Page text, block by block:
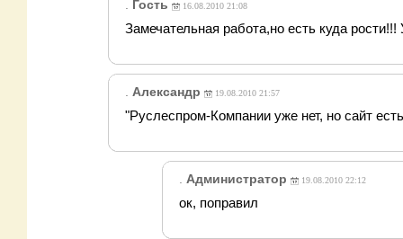
Гость 16.08.2010 21:08
Замечательная работа,но есть куда
Александр 19.08.2010 21:57
"Руслеспром-Компании уже нет, но сайт
Администратор 19.08.2010 22:12
ок, поправил